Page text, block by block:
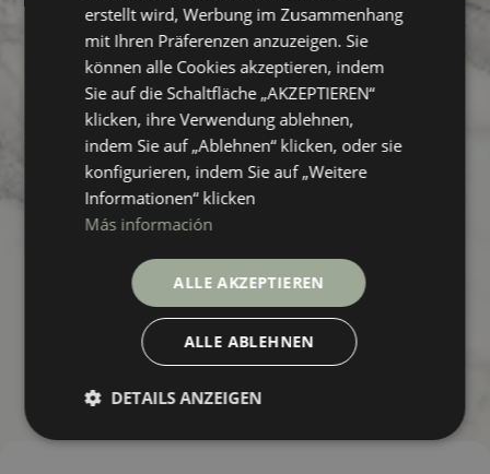
erstellt wird, Werbung im Zusammenhang
mit Ihren Präferenzen anzuzeigen. Sie
können alle Cookies akzeptieren, indem
Sie auf die Schaltfläche „AKZEPTIEREN“
klicken, ihre Verwendung ablehnen,
indem Sie auf „Ablehnen“ klicken, oder sie
konfigurieren, indem Sie auf „Weitere
Informationen“ klicken
Más información
ALLE AKZEPTIEREN
ALLE ABLEHNEN
DETAILS ANZEIGEN